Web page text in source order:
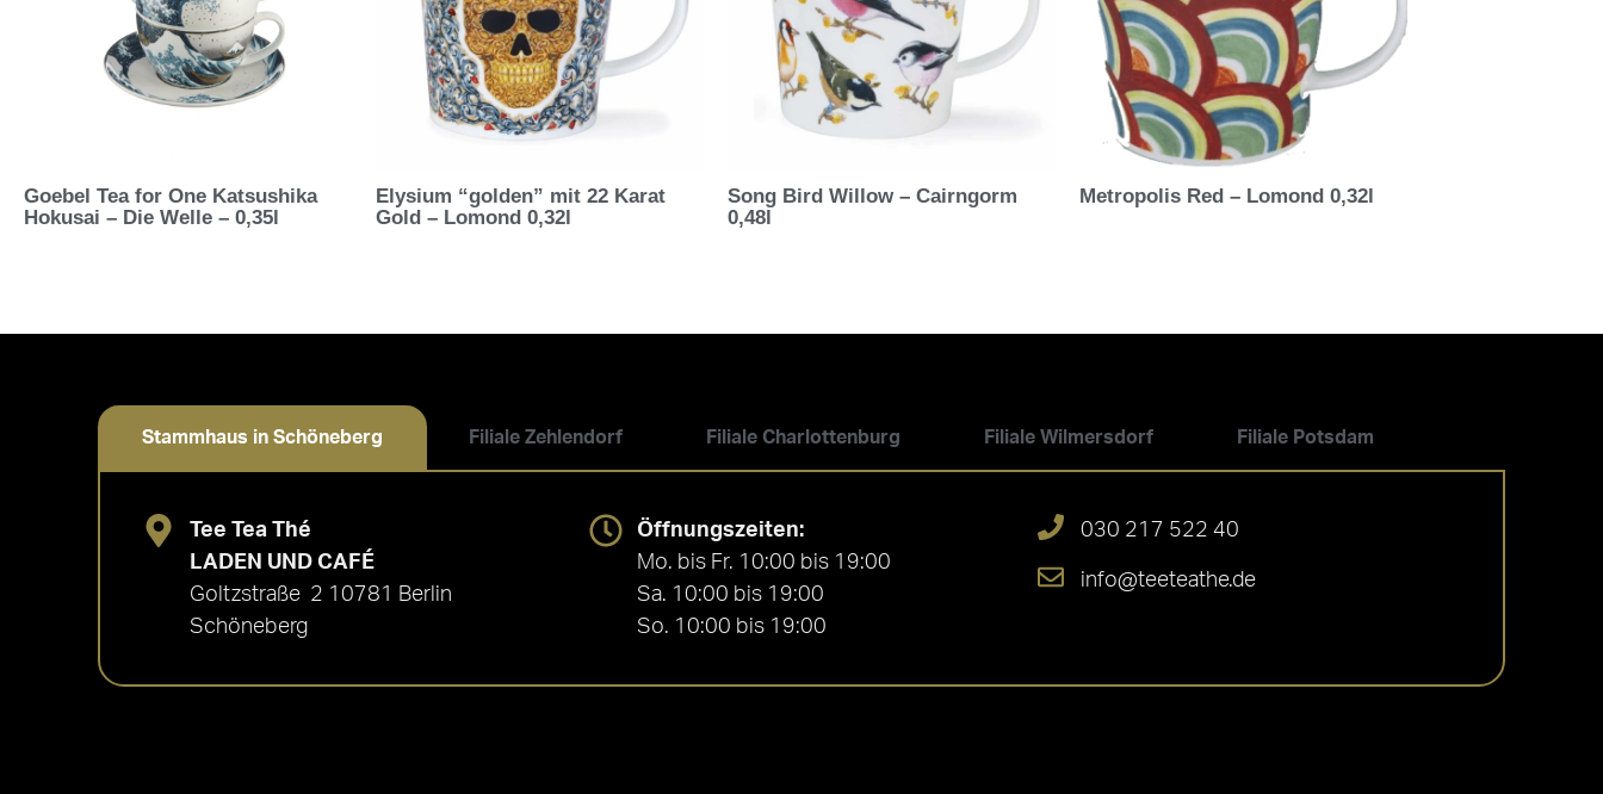
Goebel Tea for One Katsushika
Hokusai – Die Welle – 0,35l
Elysium “golden” mit 22 Karat
Gold – Lomond 0,32l
Song Bird Willow – Cairngorm
0,48l
Metropolis Red – Lomond 0,32l
Stammhaus in Schöneberg Filiale Zehlendorf Filiale Charlottenburg Filiale Wilmersdorf Filiale Potsdam
Tee Tea Thé
LADEN UND CAFÉ
Goltzstraße 2 10781 Berlin
Schöneberg
Öffnungszeiten:
Mo. bis Fr. 10:00 bis 19:00
Sa. 10:00 bis 19:00
So. 10:00 bis 19:00
030 217 522 40
info@teeteathe.de